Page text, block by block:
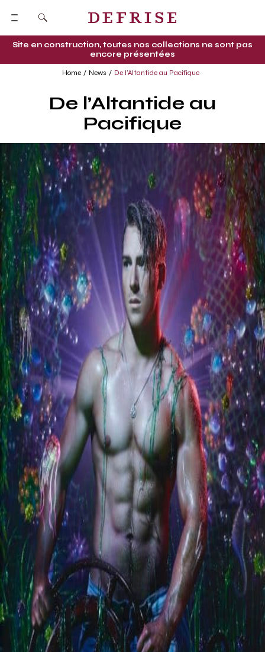
Site en construction, toutes nos collections ne sont pas
encore présentées
Home News De l’Altantide au Pacifique
De l’Altantide au
Pacifique